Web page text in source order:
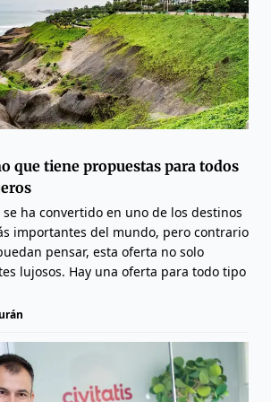
que tiene propuestas para todos
se ha convertido en uno de los destinos
importantes del mundo, pero contrario
pensar, esta oferta no solo
lujosos. Hay una oferta para todo tipo